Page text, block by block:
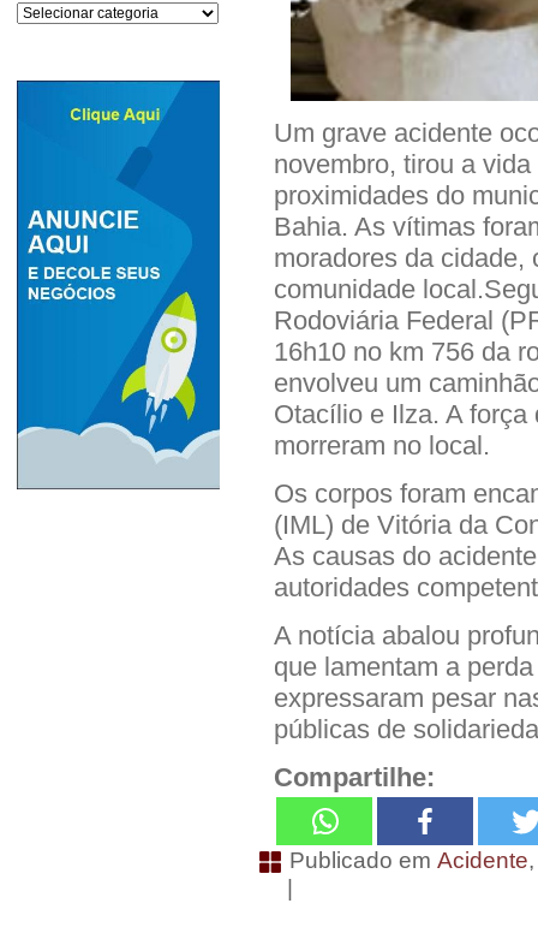
Categorias
Um grave acidente
novembro, tirou a
proximidades do
Bahia. As vítimas
moradores da cidade,
comunidade
Rodoviária Federal
16h10 no km 756 da
envolveu um
Otacílio e Ilza. A
morreram no local.
Os corpos foram
(IML) de Vitória da
As causas do
autoridades
A notícia abalou
que lamentam a
expressaram pesar
públicas de
Compartilhe:
Publicado em Acidente
|